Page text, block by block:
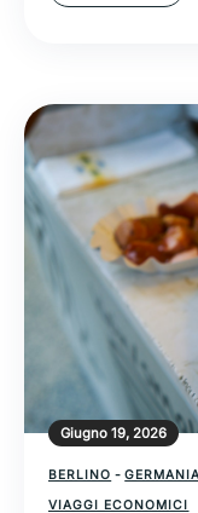
Giugno 19, 2026
BERLINO -GERMANIA
VIAGGI ECONOMICI